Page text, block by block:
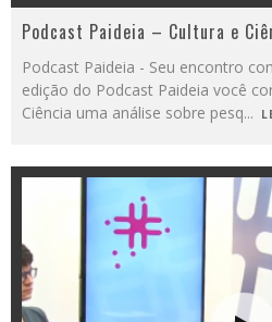
Podcast Paideia – Cultura e
Podcast Paideia - Seu encontro
edição do Podcast Paideia você
Ciência uma análise sobre pesq...